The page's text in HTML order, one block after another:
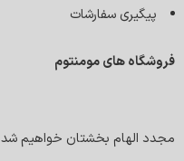
پیگیری سفارشات
فروشگاه های مومنتوم
مجدد الهام بخشتان خواهیم شد